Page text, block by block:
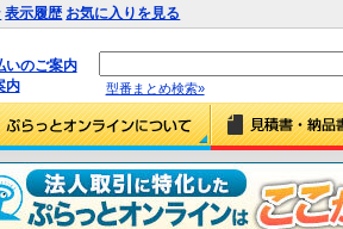
表示履歴 お気に入りを見る
いのご案内
内
型番まとめ検索»